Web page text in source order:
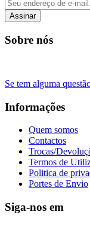
Assinar
Sobre nós
Se tem alguma
Informações
Quem somos
Contactos
Trocas/
Termos de
Politica de
Portes de Envio
Siga-nos em